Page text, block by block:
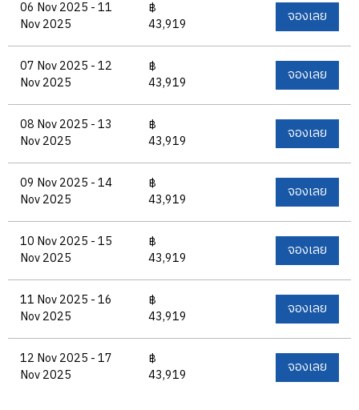
06 Nov 2025 - 11
Nov 2025
฿
43,919
จองเลย
07 Nov 2025 - 12
Nov 2025
฿
43,919
จองเลย
08 Nov 2025 - 13
Nov 2025
฿
43,919
จองเลย
09 Nov 2025 - 14
Nov 2025
฿
43,919
จองเลย
10 Nov 2025 - 15
Nov 2025
฿
43,919
จองเลย
11 Nov 2025 - 16
Nov 2025
฿
43,919
จองเลย
12 Nov 2025 - 17
Nov 2025
฿
43,919
จองเลย